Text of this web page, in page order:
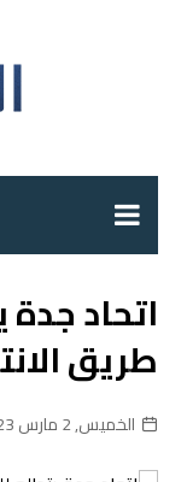
اتحاد
طريق
الخميس, 2 مارس 2023, 19:04